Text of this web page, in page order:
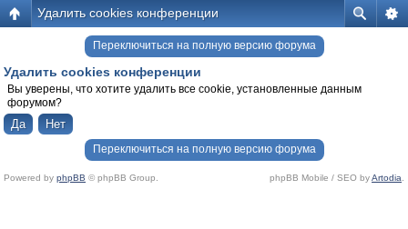
Удалить cookies конференции
Переключиться на полную версию форума
Удалить cookies конференции
Вы уверены, что хотите удалить все cookie, установленные данным
форумом?
Переключиться на полную версию форума
Powered by phpBB © phpBB Group. phpBB Mobile / SEO byArtodia